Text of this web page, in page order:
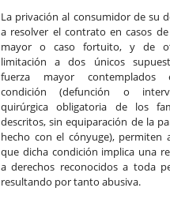
La privación al consumidor de su
a resolver el contrato en casos
mayor o caso fortuito, y de
limitación a dos únicos
fuerza mayor
condición (defunción o
quirúrgica obligatoria de los
descritos, sin equiparación de la
hecho con el cónyuge), permiten
que dicha condición implica una
a derechos reconocidos a toda
resultando por tanto abusiva.